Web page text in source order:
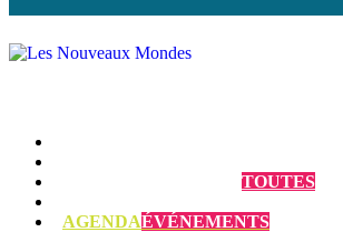
TOUTES
AGENDAÉVÉNEMENTS